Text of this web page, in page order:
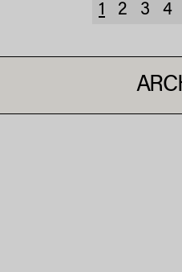
1 2 3 4